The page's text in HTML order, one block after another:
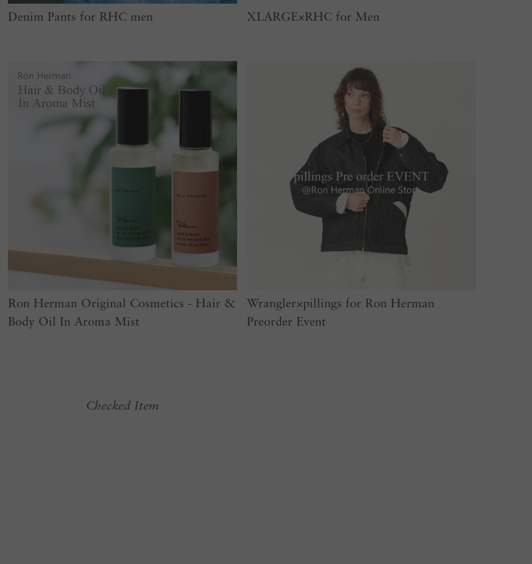
Denim Pants for RHC men XLARGE×RHC for Men
Ron Herman Original Cosmetics - Hair &
Body Oil In Aroma Mist
Wrangler×pillings for Ron Herman
Preorder Event
Checked Item